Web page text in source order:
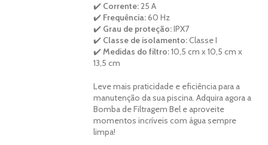
✔️ Corrente:25 A
✔️ Frequência:60 Hz
✔️ Grau de proteção:IPX7
✔️ Classe de isolamento:Classe I
✔️Medidas do filtro:10,5 cm x 10,5 cm x
13,5 cm
Leve mais praticidade e eficiência para a
manutenção da sua piscina. Adquira agora a
Bomba de Filtragem Bel e aproveite
momentos incríveis com água sempre
limpa!